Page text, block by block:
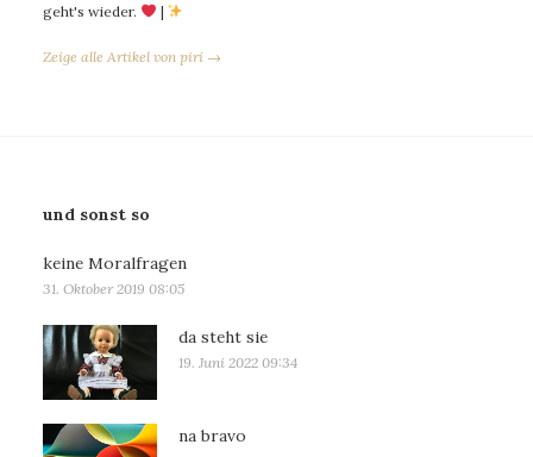
geht's wieder.
|
Zeige alle Artikel von piri →
und sonst so
keine Moralfragen
31. Oktober 2019 08:05
da steht sie
19. Juni 2022 09:34
na bravo